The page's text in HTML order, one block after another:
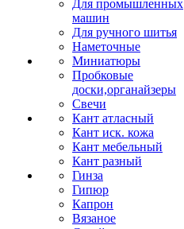
Для промышленных
машин
Для ручного шитья
Наметочные
Миниатюры
Пробковые
доски,органайзеры
Свечи
Кант атласный
Кант иск. кожа
Кант мебельный
Кант разный
Гинза
Гипюр
Капрон
Вязаное